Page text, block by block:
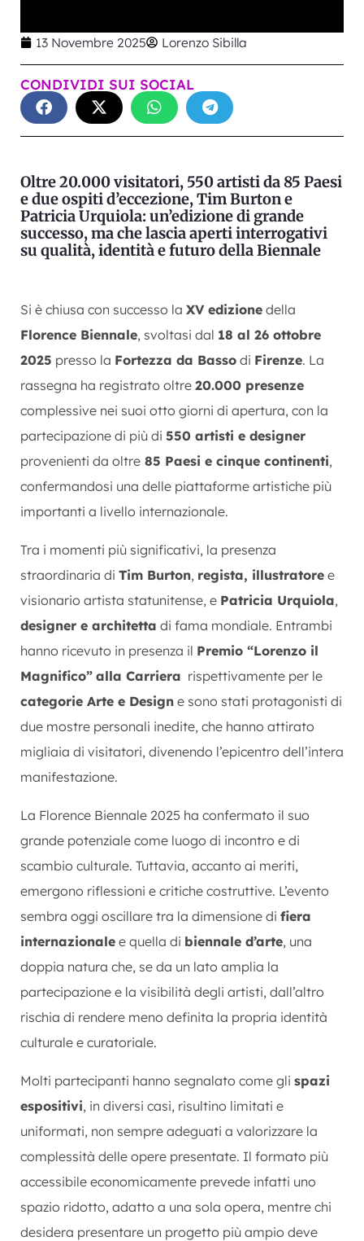
13 Novembre 2025 Lorenzo Sibilla
CONDIVIDI SUI SOCIAL
Oltre 20.000 visitatori, 550 artisti da 85 Paesi
e due ospiti d’eccezione, Tim Burton e
Patricia Urquiola: un’edizione di grande
successo, ma che lascia aperti interrogativi
su qualità, identità e futuro della Biennale
Si è chiusa con successo la XV edizione della
Florence Biennale, svoltasi dal 18 al 26 ottobre
2025 presso la Fortezza da Basso di Firenze. La
rassegna ha registrato oltre 20.000 presenze
complessive nei suoi otto giorni di apertura, con la
partecipazione di più di 550 artisti e designer
provenienti da oltre 85 Paesi e cinque continenti,
confermandosi una delle piattaforme artistiche più
importanti a livello internazionale.
Tra i momenti più significativi, la presenza
straordinaria di Tim Burton, regista, illustratore e
visionario artista statunitense, e Patricia Urquiola,
designer e architetta di fama mondiale. Entrambi
hanno ricevuto in presenza il Premio “Lorenzo il
Magnifico” alla Carriera rispettivamente per le
categorie Arte e Design e sono stati protagonisti di
due mostre personali inedite, che hanno attirato
migliaia di visitatori, divenendo l’epicentro dell’intera
manifestazione.
La Florence Biennale 2025 ha confermato il suo
grande potenziale come luogo di incontro e di
scambio culturale. Tuttavia, accanto ai meriti,
emergono riflessioni e critiche costruttive. L’evento
sembra oggi oscillare tra la dimensione di fiera
internazionale e quella di biennale d’arte, una
doppia natura che, se da un lato amplia la
partecipazione e la visibilità degli artisti, dall’altro
rischia di rendere meno definita la propria identità
culturale e curatoriale.
Molti partecipanti hanno segnalato come gli spazi
espositivi, in diversi casi, risultino limitati e
uniformati, non sempre adeguati a valorizzare la
complessità delle opere presentate. Il formato più
accessibile economicamente prevede infatti uno
spazio ridotto, adatto a una sola opera, mentre chi
desidera presentare un progetto più ampio deve